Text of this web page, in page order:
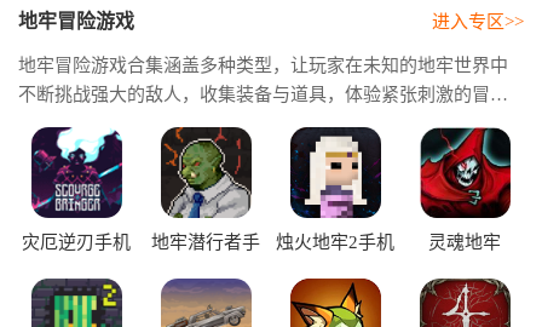
地牢冒险游戏
地牢冒险游戏合集涵盖多种类型，让玩家在未知的地牢世界中
不断挑战强大的敌人，收集装备与道具，体验紧张刺激的冒险
之旅。专题为大家带来热门地牢冒险游戏推荐，同时收录了多
款地牢冒险游戏安卓单机作品，无需联网也能随时随地开启精
彩冒险。
进入专区>>
灾厄逆刃手机
地牢潜行者手
烛火地牢2手机
灵魂地牢